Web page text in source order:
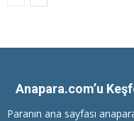
Anapara.com’u
Paranın ana sayfası